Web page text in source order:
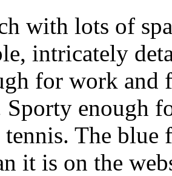
with lots of
intricately
for work and
Sporty enough
The blue
it is on the